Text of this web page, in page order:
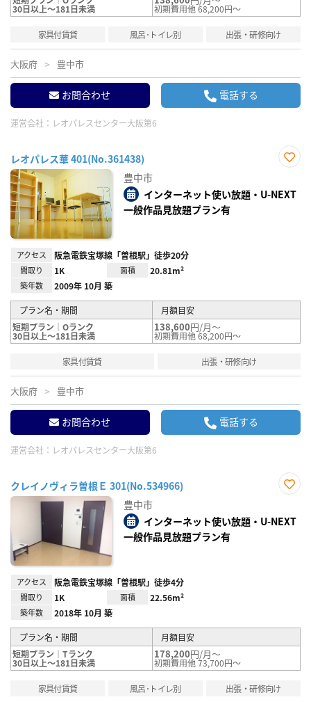
30日以上～181日未満 初期費用他 68,200円～
家具付賃貸 風呂･トイレ別 出張・研修向け
大阪府 豊中市
お問合わせ 電話する
運営会社： レオパレスセンター大阪第6
レオパレス華 401(No.361438)
り登
録
豊中市
インターネット使い放題・U-NEXT
一般作品見放題プラン有
アクセス 阪急電鉄宝塚線「曽根駅」徒歩20分
間取り 1K 面積 20.81m²
築年数 2009年 10月 築
プラン名・期間
月額目安
短期プラン｜Oランク
30日以上～181日未満
138,600円/月～
初期費用他 68,200円～
家具付賃貸 出張・研修向け
大阪府 豊中市
お問合わせ 電話する
運営会社： レオパレスセンター大阪第6
クレイノヴィラ曽根Ｅ 301(No.534966)
り登
録
豊中市
インターネット使い放題・U-NEXT
一般作品見放題プラン有
アクセス 阪急電鉄宝塚線「曽根駅」徒歩4分
間取り 1K 面積 22.56m²
築年数 2018年 10月 築
プラン名・期間
月額目安
短期プラン｜Tランク
30日以上～181日未満
178,200円/月～
初期費用他 73,700円～
家具付賃貸 風呂･トイレ別 出張・研修向け